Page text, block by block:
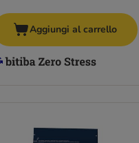
Aggiungi al carrello